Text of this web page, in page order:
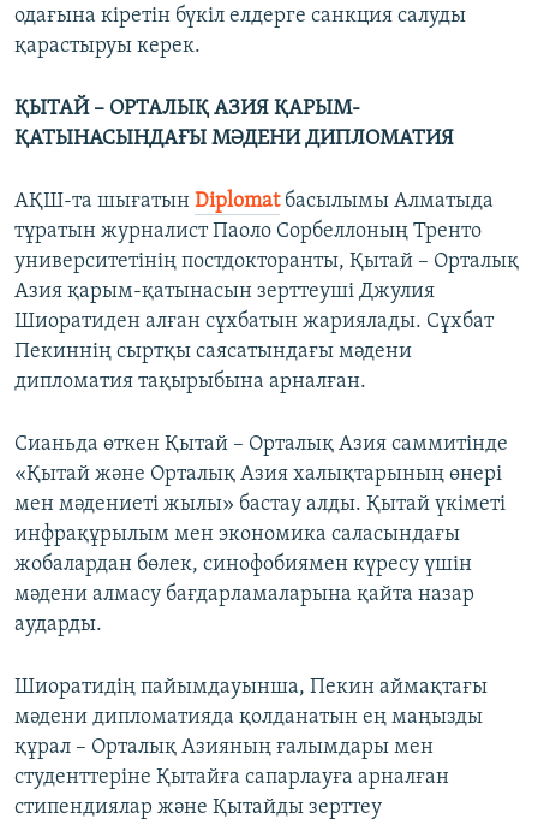
одағына кіретін бүкіл елдерге санкция салуды
қарастыруы керек.
ҚЫТАЙ – ОРТАЛЫҚ АЗИЯ ҚАРЫМ-
ҚАТЫНАСЫНДАҒЫ МӘДЕНИ ДИПЛОМАТИЯ
АҚШ-та шығатын Diplomatбасылымы Алматыда
тұратын журналист Паоло Сорбеллоның Тренто
университетінің постдокторанты, Қытай – Орталық
Азия қарым-қатынасын зерттеуші Джулия
Шиоратиден алған сұхбатын жариялады. Сұхбат
Пекиннің сыртқы саясатындағы мәдени
дипломатия тақырыбына арналған.
Сианьда өткен Қытай – Орталық Азия саммитінде
«Қытай және Орталық Азия халықтарының өнері
мен мәдениеті жылы» бастау алды. Қытай үкіметі
инфрақұрылым мен экономика саласындағы
жобалардан бөлек, синофобиямен күресу үшін
мәдени алмасу бағдарламаларына қайта назар
аударды.
Шиоратидің пайымдауынша, Пекин аймақтағы
мәдени дипломатияда қолданатын ең маңызды
құрал – Орталық Азияның ғалымдары мен
студенттеріне Қытайға сапарлауға арналған
стипендиялар және Қытайды зерттеу